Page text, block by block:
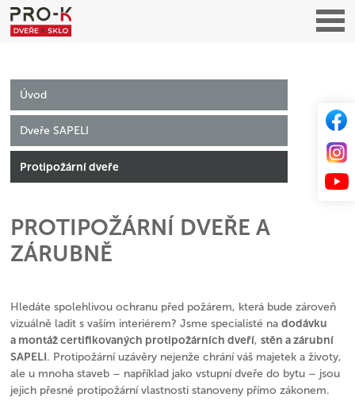
Úvod
Dveře SAPELI
Protipožární dveře
PROTIPOŽÁRNÍ DVEŘE A
ZÁRUBNĚ
Hledáte spolehlivou ochranu před požárem, která bude zároveň
vizuálně ladit s vaším interiérem? Jsme specialisté na dodávku
a montáž certifikovaných protipožárních dveří, stěn a zárubní
SAPELI. Protipožární uzávěry nejenže chrání váš majetek a životy,
ale u mnoha staveb – například jako vstupní dveře do bytu – jsou
jejich přesné protipožární vlastnosti stanoveny přímo zákonem.